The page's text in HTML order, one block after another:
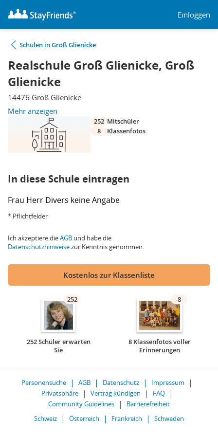
Einloggen
Schulen in Groß Glienicke
Realschule Groß Glienicke, Groß
Glienicke
14476 Groß Glienicke
Mehr anzeigen
252 Mitschüler
8
Klassenfotos
In diese Schule eintragen
Frau Herr Divers keine Angabe
* Pflichtfelder
Ich akzeptiere dieAGB und habe die
Datenschutzhinweisezur Kenntnis genommen.
Kostenlos zur Klassenliste
252
252 Schüler erwarten
Sie
8
8 Klassenfotos voller
Erinnerungen
Personensuche AGB Datenschutz
Impressum
Privatsphäre
Vertrag kündigen
FAQ
Community Guidelines
Barrierefreiheit
Schweiz
Österreich Frankreich Schweden